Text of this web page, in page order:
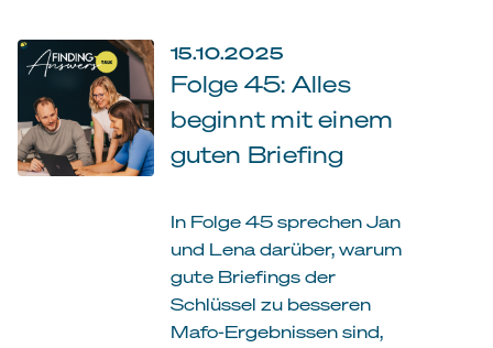
15.10.2025
Folge 45: Alles
beginnt mit einem
guten Briefing
In Folge 45 sprechen Jan
und Lena darüber, warum
gute Briefings der
Schlüssel zu besseren
Mafo-Ergebnissen sind,